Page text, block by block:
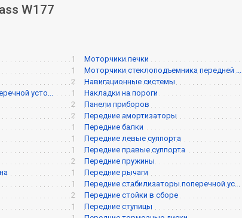
W177
1
1
2
усто...
1
2
2
1
1
1
2
1
1
2
1
Моторчики печки
Моторчики стеклоподъемника передней ...
Навигационные системы
Накладки на пороги
Панели приборов
Передние амортизаторы
Передние балки
Передние левые суппорта
Передние правые суппорта
Передние пружины
Передние рычаги
Передние стабилизаторы поперечной ус...
Передние стойки в сборе
Передние ступицы